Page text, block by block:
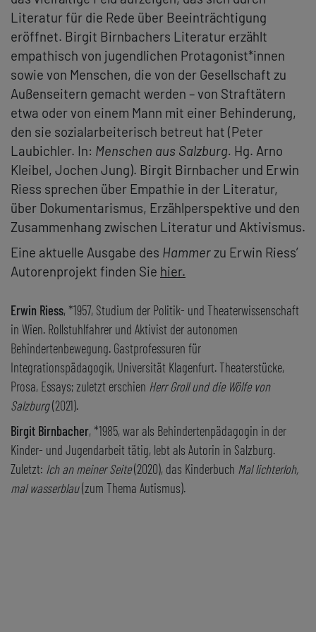
Literatur für die Rede über Beeinträchtigung
eröffnet. Birgit Birnbachers Literatur erzählt
empathisch von jugendlichen Protagonist*innen
sowie von Menschen, die von der Gesellschaft zu
Außenseitern gemacht werden – von Straftätern
etwa oder von einem Mann mit einer Behinderung,
den sie sozialarbeiterisch betreut hat (Peter
Laubichler. In: Menschen aus Salzburg. Hg. Arno
Kleibel, Jochen Jung). Birgit Birnbacher und Erwin
Riess sprechen über Empathie in der Literatur,
über Dokumentarismus, Erzählperspektive und den
Zusammenhang zwischen Literatur und Aktivismus.
Eine aktuelle Ausgabe des Hammerzu Erwin Riess’
Autorenprojekt finden Sie hier.
Erwin Riess, *1957, Studium der Politik- und Theaterwissenschaft
in Wien. Rollstuhlfahrer und Aktivist der autonomen
Behindertenbewegung. Gastprofessuren für
Integrationspädagogik, Universität Klagenfurt. Theaterstücke,
Prosa, Essays; zuletzt erschien Herr Groll und die Wölfe von
Salzburg(2021).
Birgit Birnbacher, *1985, war als Behindertenpädagogin in der
Kinder- und Jugendarbeit tätig, lebt als Autorin in Salzburg.
Zuletzt: Ich an meiner Seite(2020), das Kinderbuch Mal lichterloh,
mal wasserblau(zum Thema Autismus).